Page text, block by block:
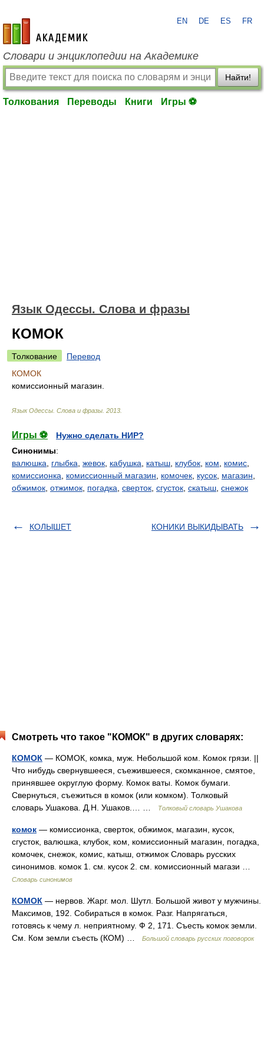
academic.ru
EN DE ES FR
Словари и энциклопедии на Академике
Найти!
Толкования Переводы Книги Игры ⚽
Язык Одессы. Слова и фразы
КОМОК
Толкование
Перевод
КОМОК
комиссионный магазин.
Язык Одессы. Слова и фразы 2013
Игры ⚽
Нужно сделать НИР?
Синонимы:
валюшка
глыбка жевок кабушка катыш клубок ком комис
комиссионка
комиссионный магазин комочек кусок магазин
обжимок отжимок погадка сверток сгусток скатыш снежок
КОЛЫШЕТ КОНИКИ ВЫКИДЫВАТЬ
Смотреть что такое "КОМОК" в других словарях:
КОМОК — КОМОК, комка, муж. Небольшой ком. Комок грязи. ||
Что нибудь свернувшееся, съежившееся, скомканное, смятое,
принявшее округлую форму. Комок ваты. Комок бумаги.
Свернуться, съежиться в комок (или комком). Толковый
словарь Ушакова. Д.Н. Ушаков.… …
Толковый словарь Ушакова
комок — комиссионка, сверток, обжимок, магазин, кусок,
сгусток, валюшка, клубок, ком, комиссионный магазин, погадка,
комочек, снежок, комис, катыш, отжимок Словарь русских
синонимов. комок 1. см. кусок 2. см. комиссионный магази …
Словарь синонимов
КОМОК — нервов. Жарг. мол. Шутл. Большой живот у мужчины.
Максимов, 192. Собираться в комок. Разг. Напрягаться,
готовясь к чему л. неприятному. Ф 2, 171. Съесть комок земли.
См. Ком земли съесть (КОМ) …
Большой словарь русских поговорок